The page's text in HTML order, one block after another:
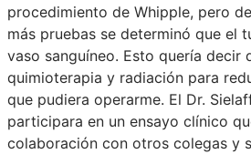
procedimiento de Whipple, pero
más pruebas se determinó que el
vaso sanguíneo. Esto quería decir
quimioterapia y radiación para
que pudiera operarme. El Dr.
participara en un ensayo clínico
colaboración con otros colegas y